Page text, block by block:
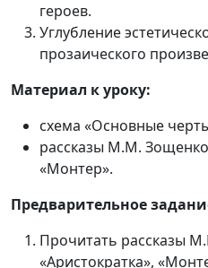
героев.
Углубление
прозаического
Материал к уроку:
схема «Основные
рассказы М.М. Зощенко
«Монтер».
Предварительное
Прочитать рассказы
«Аристократка»,